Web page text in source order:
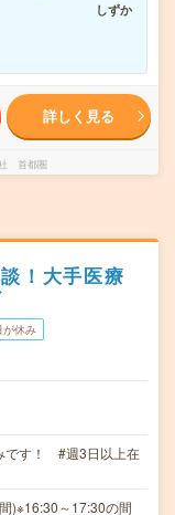
しずか
詳しく見る
首都圏
！大手医療
が休み
です！ #週3日以上在
)※16:30～17:30の間